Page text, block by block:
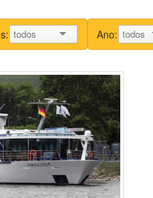
Ano: